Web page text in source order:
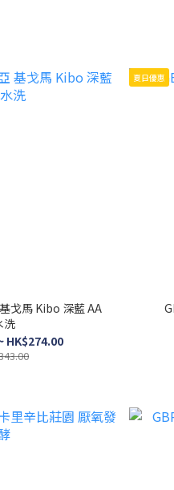
戈馬 Kibo 深藍 AA
洗
HK$274.00
夏日優惠